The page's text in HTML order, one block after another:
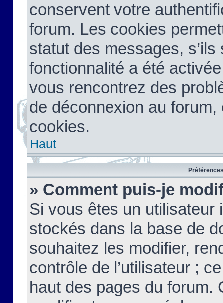
conservent votre
forum. Les cookies
statut des messages,
fonctionnalité a été
vous rencontrez des
de déconnexion au
cookies.
Haut
» Comment puis-je
Si vous êtes un
stockés dans la base de
souhaitez les modifier,
contrôle de l’utilisateur ;
haut des pages du forum.